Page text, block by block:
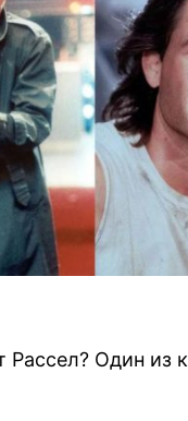
Рассел? Один из